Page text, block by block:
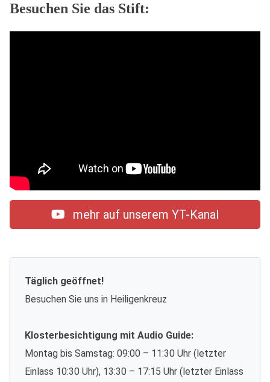
Besuchen Sie das Stift:
mehr auf unserem YT-Kanal
Täglich geöffnet!
Besuchen Sie uns in Heiligenkreuz
Klosterbesichtigung mit Audio Guide:
Montag bis Samstag: 09:00 – 11:30 Uhr (letzter
Einlass 10:30 Uhr), 13:30 – 17:15 Uhr (letzter Einlass